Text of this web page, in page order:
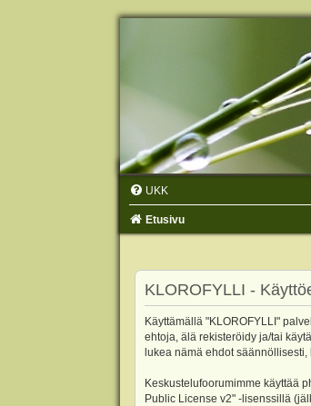
UKK
Etusivu
KLOROFYLLI -
Käyttämällä "KLOROFYLLI"
ehtoja, älä rekisteröidy ja/tai
lukea nämä ehdot säännöllisesti,
Keskustelufoorumimme käyttää
Public License v2" -lisenssillä